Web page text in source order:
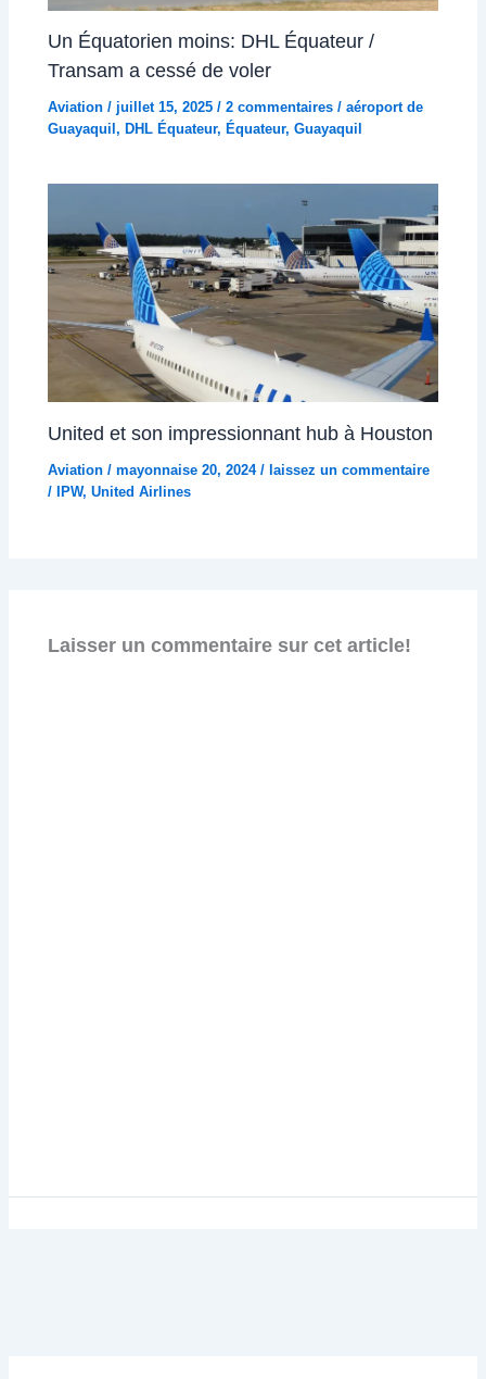
Un Équatorien moins: DHL Équateur /
Transam a cessé de voler
Aviation / juillet 15, 2025/2 commentaires /aéroport de
Guayaquil, DHL Équateur, Équateur,Guayaquil
United et son impressionnant hub à Houston
Aviation /mayonnaise 20, 2024/ laissez un commentaire
/
IPW,United Airlines
Laisser un commentaire sur cet article!